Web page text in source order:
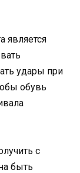
является
удары при
обувь
с
быть